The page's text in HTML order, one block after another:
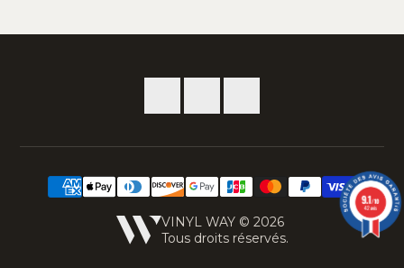
VINYL WAY © 2026
Tous droits réservés.
9.1/10
42 avis